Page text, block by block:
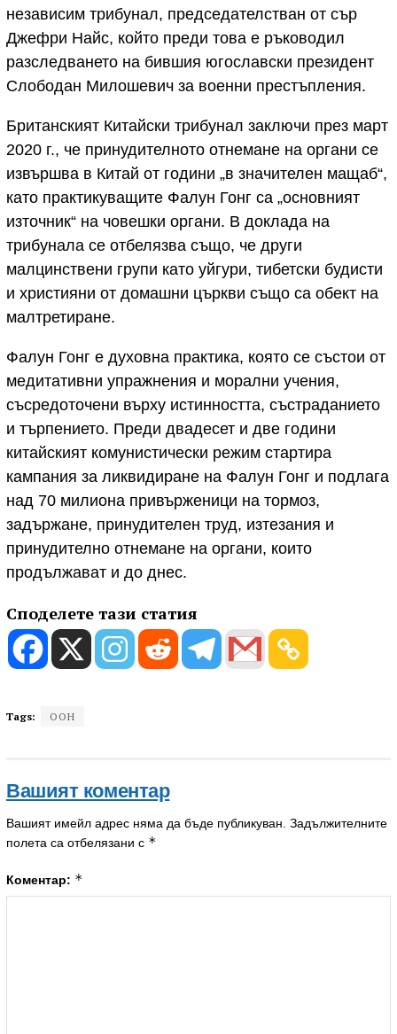
независим трибунал, председателстван от сър
Джефри Найс, който преди това е ръководил
разследването на бившия югославски президент
Слободан Милошевич за военни престъпления.
Британският Китайски трибунал заключи през март
2020 г., че принудителното отнемане на органи се
извършва в Китай от години „в значителен мащаб“,
като практикуващите Фалун Гонг са „основният
източник“ на човешки органи. В доклада на
трибунала се отбелязва също, че други
малцинствени групи като уйгури, тибетски будисти
и християни от домашни църкви също са обект на
малтретиране.
Фалун Гонг е духовна практика, която се състои от
медитативни упражнения и морални учения,
съсредоточени върху истинността, състраданието
и търпението. Преди двадесет и две години
китайският комунистически режим стартира
кампания за ликвидиране на Фалун Гонг и подлага
над 70 милиона привърженици на тормоз,
задържане, принудителен труд, изтезания и
принудително отнемане на органи, които
продължават и до днес.
Споделете тази статия
Tags: ООН
Вашият коментар
Вашият имейл адрес няма да бъде публикуван. Задължителните
полета са отбелязани с *
Коментар: *